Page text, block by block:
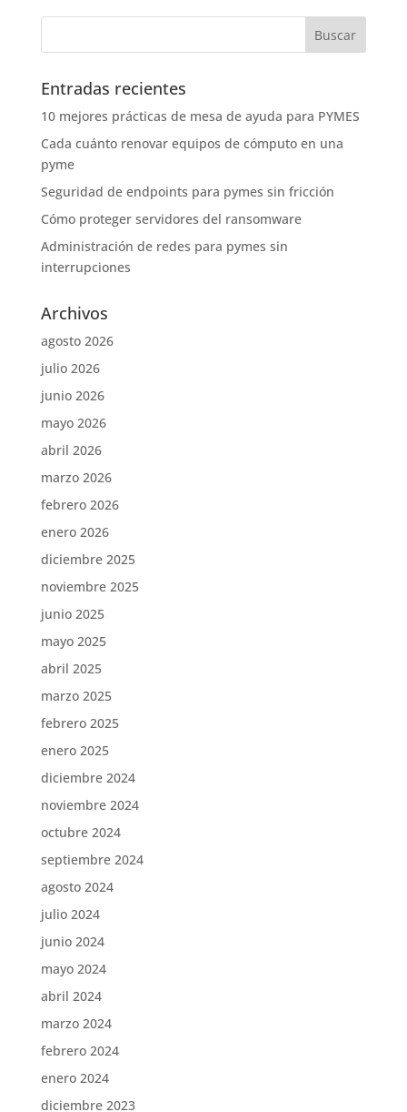
Entradas recientes
10 mejores prácticas de mesa de ayuda para PYMES
Cada cuánto renovar equipos de cómputo en una
pyme
Seguridad de endpoints para pymes sin fricción
Cómo proteger servidores del ransomware
Administración de redes para pymes sin
interrupciones
Archivos
agosto 2026
julio 2026
junio 2026
mayo 2026
abril 2026
marzo 2026
febrero 2026
enero 2026
diciembre 2025
noviembre 2025
junio 2025
mayo 2025
abril 2025
marzo 2025
febrero 2025
enero 2025
diciembre 2024
noviembre 2024
octubre 2024
septiembre 2024
agosto 2024
julio 2024
junio 2024
mayo 2024
abril 2024
marzo 2024
febrero 2024
enero 2024
diciembre 2023